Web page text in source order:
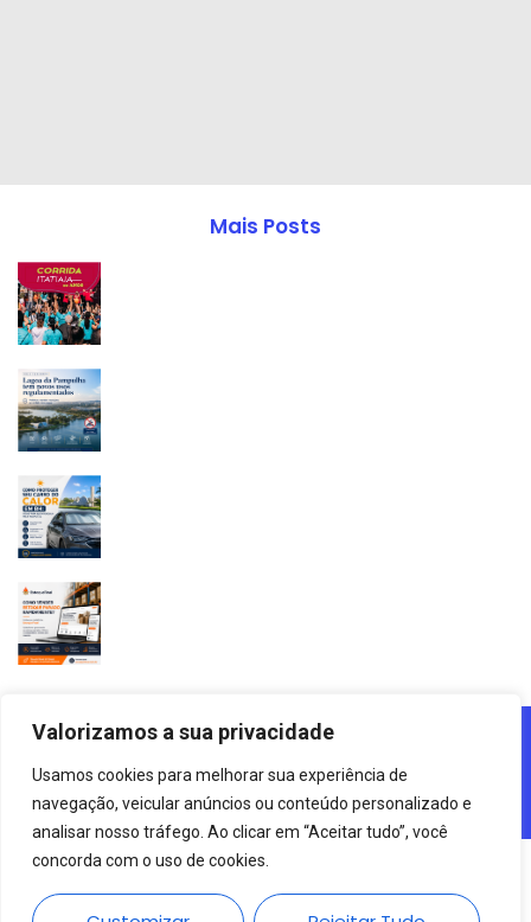
Valorizamos a sua privacidade
Usamos cookies para melhorar sua experiência de
navegação, veicular anúncios ou conteúdo personalizado e
analisar nosso tráfego. Ao clicar em “Aceitar tudo”, você
concorda com o uso de cookies.
Mais Posts
Lagoa Da Pampulha De Belo Horizonte - MG - 2025
Site Desenvolvido Por:
Agência Digital HGX Criação De
Sites BH Criação De Landing Pages EMarketing Digital